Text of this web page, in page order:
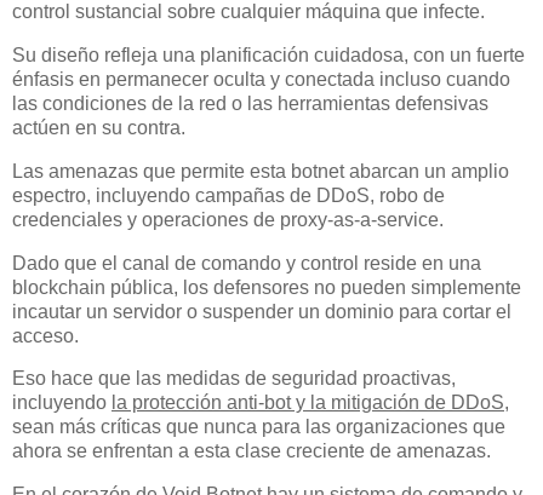
control sustancial sobre cualquier máquina que infecte.
Su diseño refleja una planificación cuidadosa, con un fuerte
énfasis en permanecer oculta y conectada incluso cuando
las condiciones de la red o las herramientas defensivas
actúen en su contra.
Las amenazas que permite esta botnet abarcan un amplio
espectro, incluyendo campañas de DDoS, robo de
credenciales y operaciones de proxy-as-a-service.
Dado que el canal de comando y control reside en una
blockchain pública, los defensores no pueden simplemente
incautar un servidor o suspender un dominio para cortar el
acceso.
Eso hace que las medidas de seguridad proactivas,
incluyendo la protección anti-bot y la mitigación de DDoS,
sean más críticas que nunca para las organizaciones que
ahora se enfrentan a esta clase creciente de amenazas.